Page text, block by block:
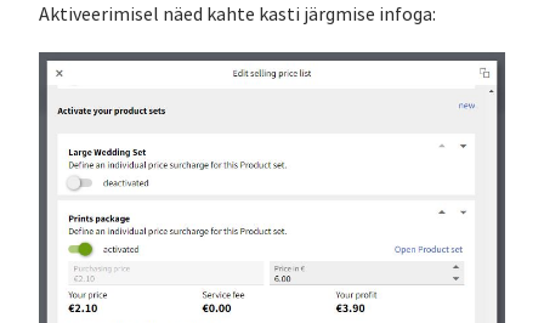
Aktiveerimisel näed kahte kasti järgmise infoga: